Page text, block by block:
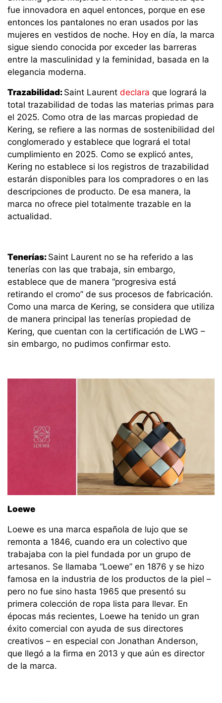
fue innovadora en aquel entonces, porque en ese
entonces los pantalones no eran usados por las
mujeres en vestidos de noche. Hoy en día, la marca
sigue siendo conocida por exceder las barreras
entre la masculinidad y la feminidad, basada en la
elegancia moderna.
Trazabilidad: Saint Laurent declara que logrará la
total trazabilidad de todas las materias primas para
el 2025. Como otra de las marcas propiedad de
Kering, se refiere a las normas de sostenibilidad del
conglomerado y establece que logrará el total
cumplimiento en 2025. Como se explicó antes,
Kering no establece si los registros de trazabilidad
estarán disponibles para los compradores o en las
descripciones de producto. De esa manera, la
marca no ofrece piel totalmente trazable en la
actualidad.
Tenerías: Saint Laurent no se ha referido a las
tenerías con las que trabaja, sin embargo,
establece que de manera “progresiva está
retirando el cromo” de sus procesos de fabricación.
Como una marca de Kering, se considera que utiliza
de manera principal las tenerías propiedad de
Kering, que cuentan con la certificación de LWG –
sin embargo, no pudimos confirmar esto.
Loewe
Loewe es una marca española de lujo que se
remonta a 1846, cuando era un colectivo que
trabajaba con la piel fundada por un grupo de
artesanos. Se llamaba “Loewe” en 1876 y se hizo
famosa en la industria de los productos de la piel –
pero no fue sino hasta 1965 que presentó su
primera colección de ropa lista para llevar. En
épocas más recientes, Loewe ha tenido un gran
éxito comercial con ayuda de sus directores
creativos – en especial con Jonathan Anderson,
que llegó a la firma en 2013 y que aún es director
de la marca.